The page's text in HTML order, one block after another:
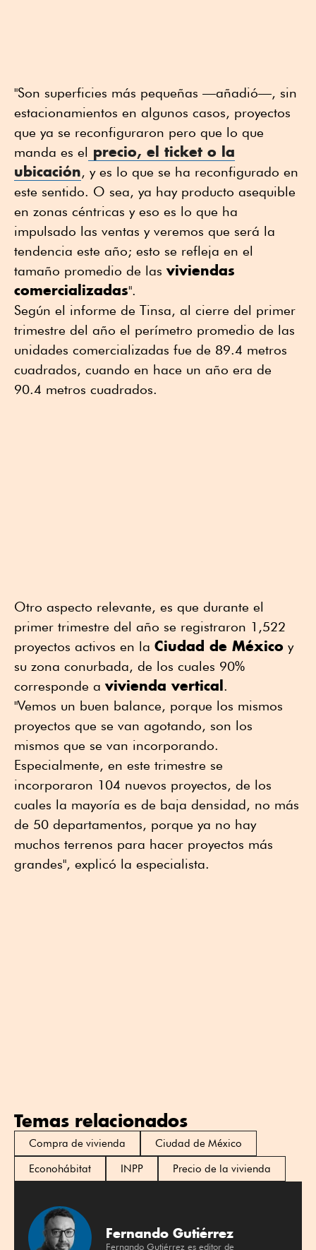
"Son superficies más pequeñas —añadió—, sin
estacionamientos en algunos casos, proyectos
que ya se reconfiguraron pero que lo que
manda es el precio, el ticket o la
ubicación, y es lo que se ha reconfigurado en
este sentido. O sea, ya hay producto asequible
en zonas céntricas y eso es lo que ha
impulsado las ventas y veremos que será la
tendencia este año; esto se refleja en el
tamaño promedio de las viviendas
comercializadas".
Según el informe de Tinsa, al cierre del primer
trimestre del año el perímetro promedio de las
unidades comercializadas fue de 89.4 metros
cuadrados, cuando en hace un año era de
90.4 metros cuadrados.
Otro aspecto relevante, es que durante el
primer trimestre del año se registraron 1,522
proyectos activos en la Ciudad de México y
su zona conurbada, de los cuales 90%
corresponde a vivienda vertical.
"Vemos un buen balance, porque los mismos
proyectos que se van agotando, son los
mismos que se van incorporando.
Especialmente, en este trimestre se
incorporaron 104 nuevos proyectos, de los
cuales la mayoría es de baja densidad, no más
de 50 departamentos, porque ya no hay
muchos terrenos para hacer proyectos más
grandes", explicó la especialista.
Temas relacionados
Compra de vivienda
Ciudad de México
Econohábitat
INPP Precio de la vivienda
Fernando Gutiérrez
Fernando Gutiérrez es editor de